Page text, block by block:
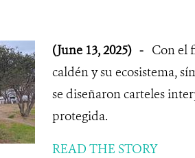
(June 13, 2025) - Con el
caldén y su ecosistema,
se diseñaron carteles
protegida.
READ THE STORY